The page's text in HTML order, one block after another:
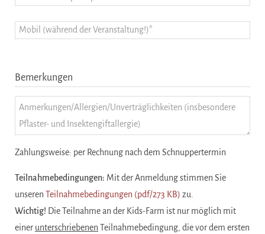
Bemerkungen
Zahlungsweise: per Rechnung nach dem Schnuppertermin
Teilnahmebedingungen: Mit der Anmeldung stimmen Sie
unseren Teilnahmebedingungen (pdf/273 KB) zu.
Wichtig! Die Teilnahme an der Kids-Farm ist nur möglich mit
einer unterschriebenen Teilnahmebedingung, die vor dem ersten